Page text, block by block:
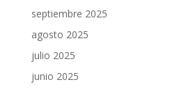
septiembre 2025
agosto 2025
julio 2025
junio 2025